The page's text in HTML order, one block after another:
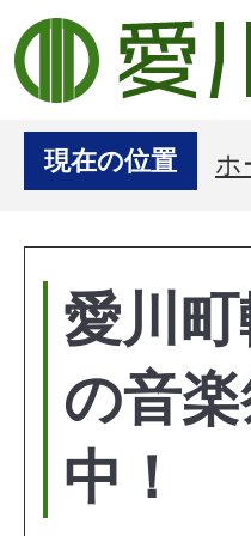
現在の位置 ホ
愛川
の音
中！